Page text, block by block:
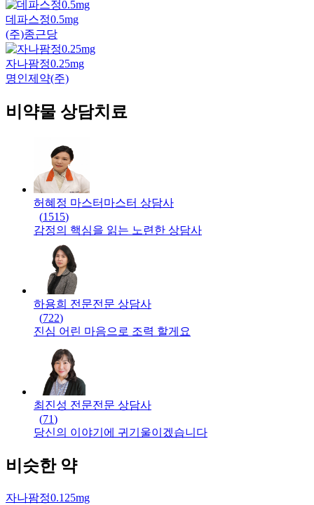
데파스정0.5mg
(주)종근당
자나팜정0.25mg
명인제약(주)
비약물 상담치료
허혜정 마스터 마스터 상담사
(1515)
감정의 핵심을 읽는 노련한 상담사
하용희 전문전문 상담사
(722)
진심 어린 마음으로 조력 할게요
최진성 전문전문 상담사
(71)
당신의 이야기에 귀기울이겠습니다
비슷한 약
자나팜정0.125mg